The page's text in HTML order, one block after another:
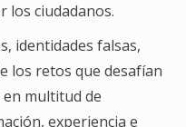
los ciudadanos.
identidades falsas,
los retos que desafían
en multitud de
experiencia e